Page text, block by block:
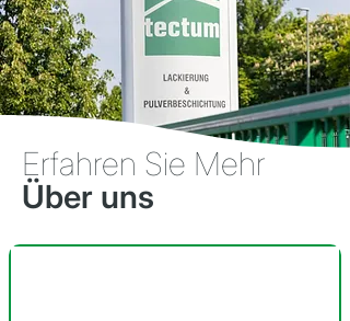
Erfahren Sie Mehr
Über uns